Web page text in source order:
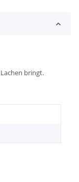
bringt.